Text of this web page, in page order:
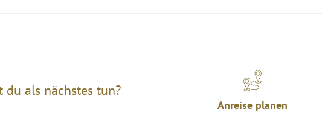
du als nächstes tun?
Anreise planen